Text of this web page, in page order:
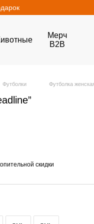
Мерч
B2B
Футболки Футболка
скидки